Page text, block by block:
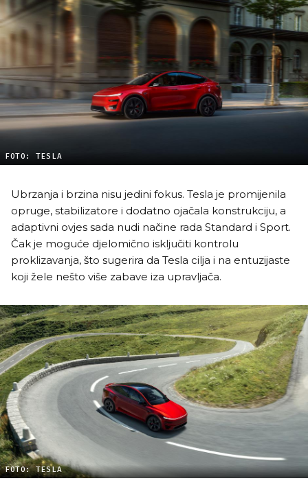
FOTO: TESLA
Ubrzanja i brzina nisu jedini fokus. Tesla je promijenila
opruge, stabilizatore i dodatno ojačala konstrukciju, a
adaptivni ovjes sada nudi načine rada Standard i Sport.
Čak je moguće djelomično isključiti kontrolu
proklizavanja, što sugerira da Tesla cilja i na entuzijaste
koji žele nešto više zabave iza upravljača.
FOTO: TESLA